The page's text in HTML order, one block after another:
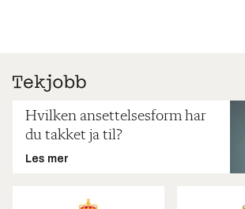
Hvilken ansettelsesform har
du takket ja til?
Les mer